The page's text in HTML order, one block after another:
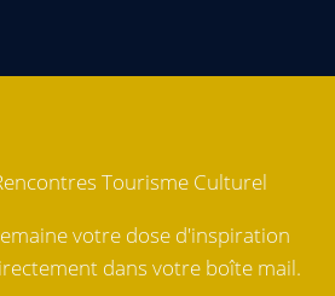
Tourisme Culturel
votre dose d'inspiration
dans votre boîte mail.